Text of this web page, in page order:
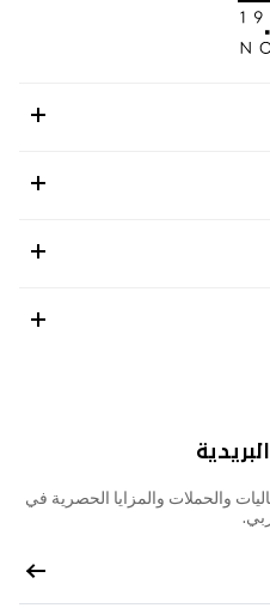
والحملات والمزايا الحصرية في